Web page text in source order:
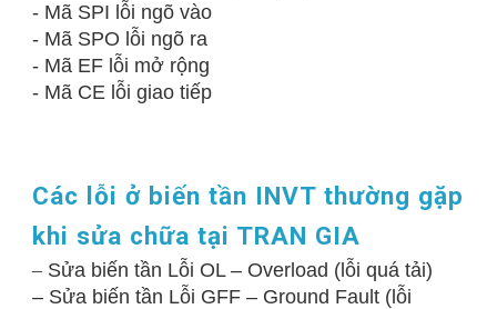
- Mã SPI lỗi ngõ vào
- Mã SPO lỗi ngõ ra
- Mã EF lỗi mở rộng
- Mã CE lỗi giao tiếp
Các lỗi ở biến tần INVT thường gặp
khi sửa chữa tại TRAN GIA
– Sửa biến tần Lỗi OL – Overload (lỗi quá tải)
– Sửa biến tần Lỗi GFF – Ground Fault (lỗi